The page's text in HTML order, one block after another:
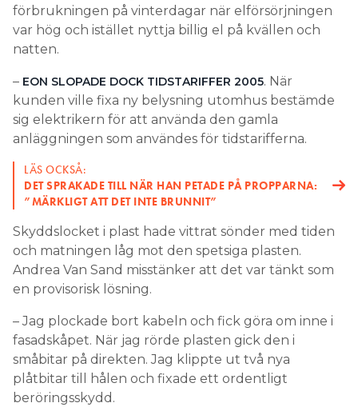
förbrukningen på vinterdagar när elförsörjningen
var hög och istället nyttja billig el på kvällen och
natten.
– EON SLOPADE DOCK TIDSTARIFFER 2005. När
kunden ville fixa ny belysning utomhus bestämde
sig elektrikern för att använda den gamla
anläggningen som användes för tidstarifferna.
LÄS OCKSÅ:
DET SPRAKADE TILL NÄR HAN PETADE PÅ PROPPARNA:
”MÄRKLIGT ATT DET INTE BRUNNIT”
Skyddslocket i plast hade vittrat sönder med tiden
och matningen låg mot den spetsiga plasten.
Andrea Van Sand misstänker att det var tänkt som
en provisorisk lösning.
– Jag plockade bort kabeln och fick göra om inne i
fasadskåpet. När jag rörde plasten gick den i
småbitar på direkten. Jag klippte ut två nya
plåtbitar till hålen och fixade ett ordentligt
beröringsskydd.